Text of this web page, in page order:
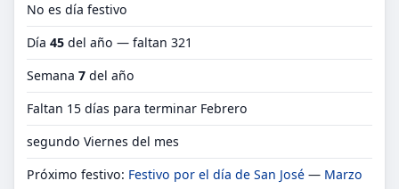
No es día festivo
Día 45 del año — faltan 321
Semana 7 del año
Faltan 15 días para terminar Febrero
segundo Viernes del mes
Próximo festivo: Festivo por el día de San José — Marzo